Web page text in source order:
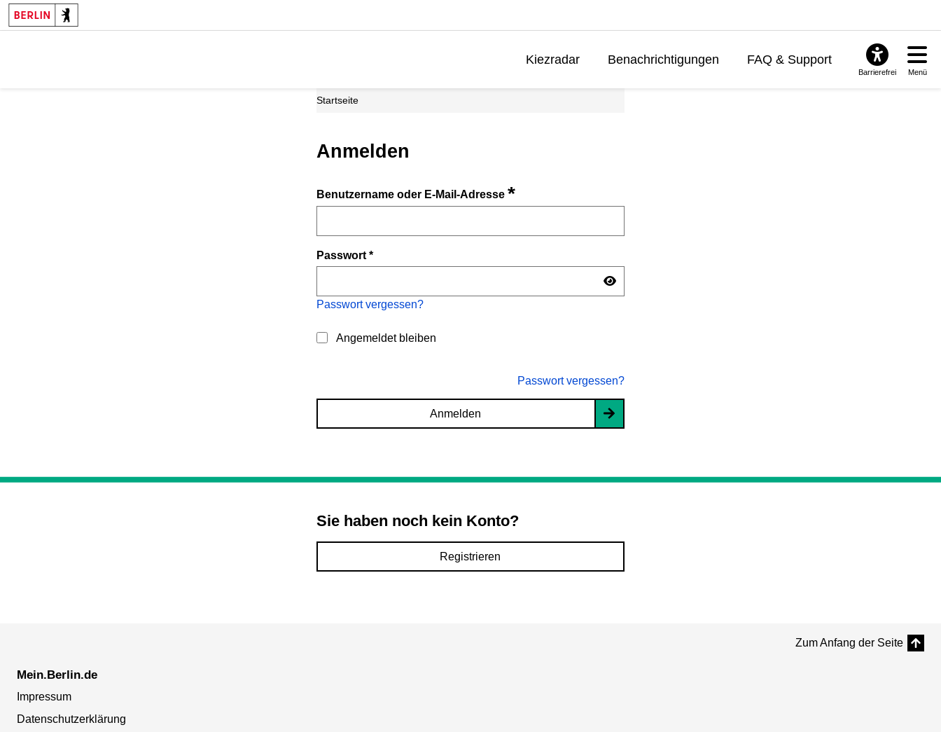
Kiezradar Benachrichtigungen FAQ & Support
Barrierefrei Menü
Startseite
Anmelden
Benutzername oder E-Mail-Adresse*
Passwort*
Passwort vergessen?
Angemeldet bleiben
Passwort vergessen?
Anmelden
Sie haben noch kein Konto?
Registrieren
Zum Anfang der Seite
Mein.Berlin.de
Impressum
Datenschutzerklärung